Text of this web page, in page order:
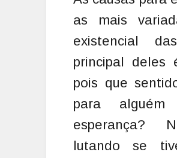
as mais
existencial
principal deles
pois que
para
esperança?
lutando se